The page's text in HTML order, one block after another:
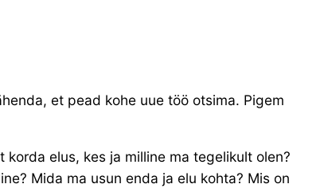
et pead kohe uue töö otsima. Pigem
elus, kes ja milline ma tegelikult olen?
Mida ma usun enda ja elu kohta? Mis on